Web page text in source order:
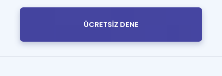
ÜCRETSİZ DENE